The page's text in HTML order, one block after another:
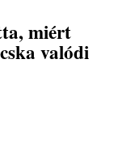
miért
valódi